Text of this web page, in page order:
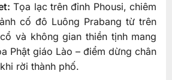
Tọa lạc trên đỉnh Phousi, chiêm
cố đô Luông Prabang từ trên
và không gian thiền tịnh mang
Phật giáo Lào – điểm dừng chân
rời thành phố.